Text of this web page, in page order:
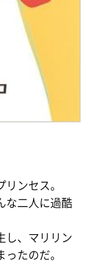
ンセス。
な二人に過酷
し、マリリン
たのだ。